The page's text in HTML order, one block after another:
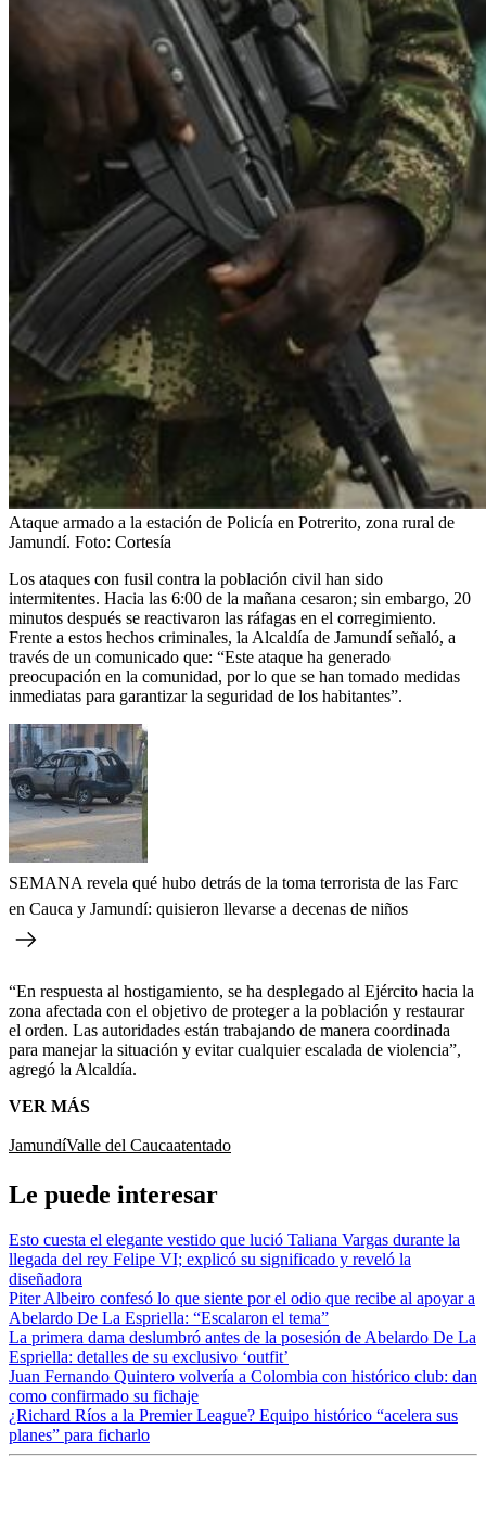
Ataque armado a la estación de Policía en Potrerito, zona rural de
Jamundí. Foto: Cortesía
Los ataques con fusil contra la población civil han sido
intermitentes. Hacia las 6:00 de la mañana cesaron; sin embargo, 20
minutos después se reactivaron las ráfagas en el corregimiento.
Frente a estos hechos criminales, la Alcaldía de Jamundí señaló, a
través de un comunicado que: “Este ataque ha generado
preocupación en la comunidad, por lo que se han tomado medidas
inmediatas para garantizar la seguridad de los habitantes”.
SEMANA revela qué hubo detrás de la toma terrorista de las Farc
en Cauca y Jamundí: quisieron llevarse a decenas de niños
“En respuesta al hostigamiento, se ha desplegado al Ejército hacia la
zona afectada con el objetivo de proteger a la población y restaurar
el orden. Las autoridades están trabajando de manera coordinada
para manejar la situación y evitar cualquier escalada de violencia”,
agregó la Alcaldía.
VER MÁS
JamundíValle del Caucaatentado
Le puede interesar
Esto cuesta el elegante vestido que lució Taliana Vargas durante la
llegada del rey Felipe VI; explicó su significado y reveló la
diseñadora
Piter Albeiro confesó lo que siente por el odio que recibe al apoyar a
Abelardo De La Espriella: “Escalaron el tema”
La primera dama deslumbró antes de la posesión de Abelardo De La
Espriella: detalles de su exclusivo ‘outfit’
Juan Fernando Quintero volvería a Colombia con histórico club: dan
como confirmado su fichaje
¿Richard Ríos a la Premier League? Equipo histórico “acelera sus
planes” para ficharlo